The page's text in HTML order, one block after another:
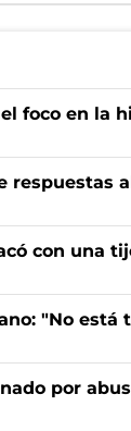
foco en la
respuestas
con una
"No está
por